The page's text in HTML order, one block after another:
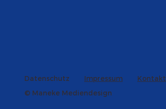
Datenschutz Impressum
Kontakt
© Maneke Mediendesign